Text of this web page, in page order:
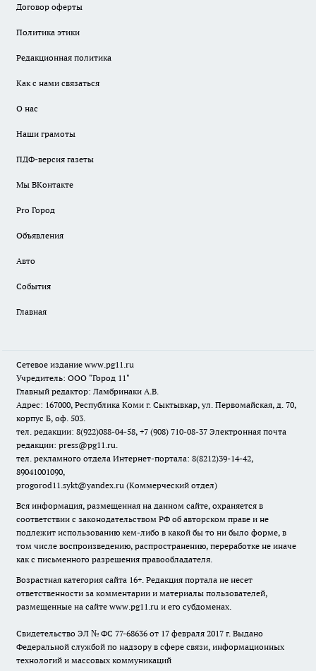
Договор оферты
Политика этики
Редакционная политика
Как с нами связаться
О нас
Наши грамоты
ПДФ-версия газеты
Мы ВКонтакте
Pro Город
Объявления
Авто
События
Главная
Сетевое издание www.pg11.ru
Учредитель: ООО "Город 11"
Главный редактор: Ламбринаки А.В.
Адрес: 167000, Республика Коми г. Сыктывкар, ул. Первомайская, д. 70,
корпус Б, оф. 503.
тел. редакции: 8(922)088-04-58, +7 (908) 710-08-37 Электронная почта
редакции: press@pg11.ru.
тел. рекламного отдела Интернет-портала: 8(8212)39-14-42,
89041001090,
progorod11.sykt@yandex.ru (Коммерческий отдел)
Вся информация, размещенная на данном сайте, охраняется в
соответствии с законодательством РФ об авторском праве и не
подлежит использованию кем-либо в какой бы то ни было форме, в
том числе воспроизведению, распространению, переработке не иначе
как с письменного разрешения правообладателя.
Возрастная категория сайта 16+. Редакция портала не несет
ответственности за комментарии и материалы пользователей,
размещенные на сайте www.pg11.ru и его субдоменах.
Свидетельство ЭЛ № ФС 77-68636 от 17 февраля 2017 г. Выдано
Федеральной службой по надзору в сфере связи, информационных
технологий и массовых коммуникаций